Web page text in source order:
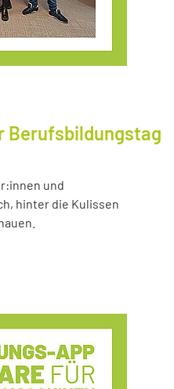
Berufsbildungstag
und
hinter die Kulissen